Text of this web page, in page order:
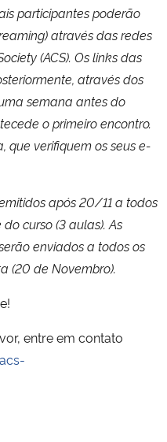
participantes poderão
através das redes
(ACS). Os links das
através dos
semana antes do
o primeiro encontro.
que verifiquem os seus e-
após 20/11 a todos
curso (3 aulas). As
enviados a todos os
(20 de Novembro).
entre em contato